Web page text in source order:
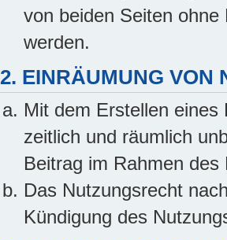
von beiden Seiten
werden.
2. EINRÄUMUNG VON
Mit dem Erstellen
zeitlich und räumlich
Beitrag im Rahmen
Das Nutzungsrecht
Kündigung des